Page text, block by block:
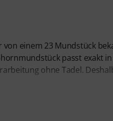
einem 23 Mundstück
passt exakt
ohne Tadel.